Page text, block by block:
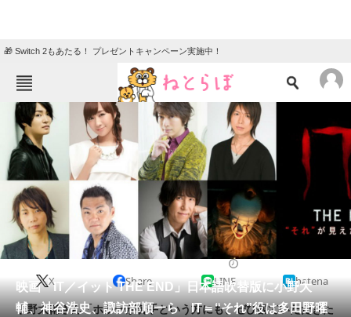
🎁 Switch 2もあたる！ プレゼントキャンペーン実施中！
ねとらぼメニュー
TOP ニュース
エンタメ クイズ
グルメ 地域
住まい 教育・育児
リサーチ
会員記事
映画「IT／イット THE END」日本語吹替版に小野大
輔、神谷浩史、諏訪部順一ら IT＝“それ”役は多田野曜
X Share LINE hatena
小野大輔さん「ホラーが苦手という方にも、ぜひ観ていただきた